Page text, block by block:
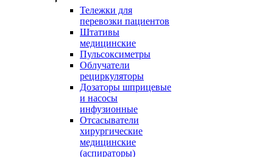
Тележки для
перевозки пациентов
Штативы
медицинские
Пульсоксиметры
Облучатели
рециркуляторы
Дозаторы шприцевые
и насосы
инфузионные
Отсасыватели
хирургические
медицинские
(аспираторы)